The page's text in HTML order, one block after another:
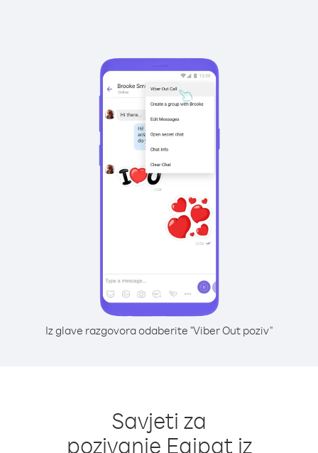
Iz glave razgovora odaberite "Viber Out poziv"
Savjeti za
pozivanje Egipat iz